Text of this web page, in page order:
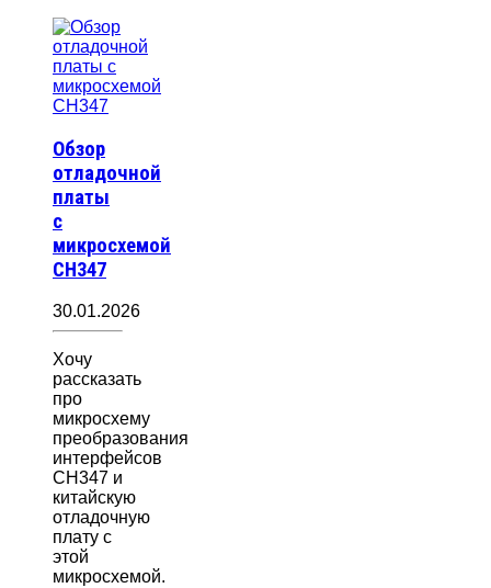
Обзор
отладочной
платы
с
микросхемой
CH347
30.01.2026
Хочу
рассказать
про
микросхему
преобразования
интерфейсов
CH347 и
китайскую
отладочную
плату с
этой
микросхемой.